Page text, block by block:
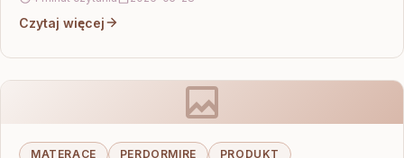
Czytaj więcej
MATERACE PERDORMIRE PRODUKT